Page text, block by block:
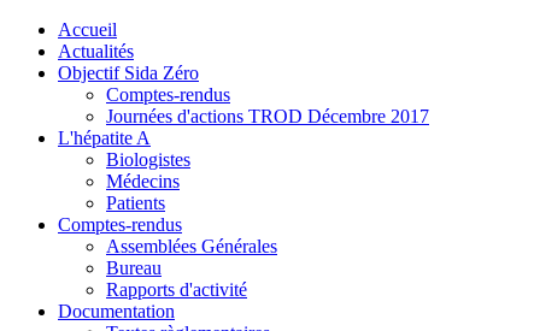
Accueil
Actualités
Objectif Sida Zéro
Comptes-rendus
Journées d'actions TROD Décembre 2017
L'hépatite A
Biologistes
Médecins
Patients
Comptes-rendus
Assemblées Générales
Bureau
Rapports d'activité
Documentation
précédente
précédent
suivante
suivant